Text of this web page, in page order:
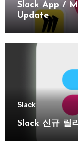
Slack App /
Update
Slack
Slack 신규 릴